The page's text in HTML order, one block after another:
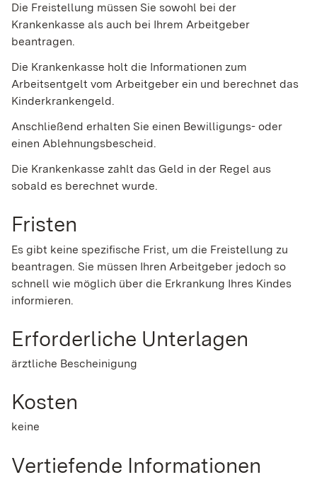
Die Freistellung müssen Sie sowohl bei der
Krankenkasse als auch bei Ihrem Arbeitgeber
beantragen.
Die Krankenkasse holt die Informationen zum
Arbeitsentgelt vom Arbeitgeber ein und berechnet das
Kinderkrankengeld.
Anschließend erhalten Sie einen Bewilligungs- oder
einen Ablehnungsbescheid.
Die Krankenkasse zahlt das Geld in der Regel aus
sobald es berechnet wurde.
Fristen
Es gibt keine spezifische Frist, um die Freistellung zu
beantragen. Sie müssen Ihren Arbeitgeber jedoch so
schnell wie möglich über die Erkrankung Ihres Kindes
informieren.
Erforderliche Unterlagen
ärztliche Bescheinigung
Kosten
keine
Vertiefende Informationen